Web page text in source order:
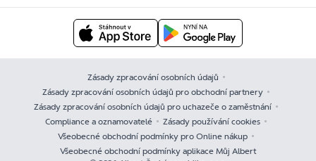
Zásady zpracování osobních údajů
Zásady zpracování osobních údajů pro obchodní partnery
Zásady zpracování osobních údajů pro uchazeče o zaměstnání
Compliance a oznamovatelé
Zásady používání cookies
Všeobecné obchodní podmínky pro Online nákup
Všeobecné obchodní podmínky aplikace Můj Albert